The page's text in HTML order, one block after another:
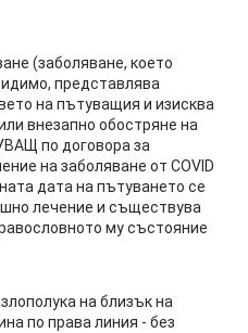
(заболяване, което
представлява
на пътуващия и изисква
внезапно обостряне на
по договора за
на заболяване от COVID
дата на пътуването се
лечение и съществува
му състояние
на близък на
по права линия - без